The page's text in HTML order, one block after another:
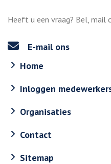
Heeft u een vraag? Bel, mail
E-mail ons
Home
Inloggen
Organisaties
Contact
Sitemap